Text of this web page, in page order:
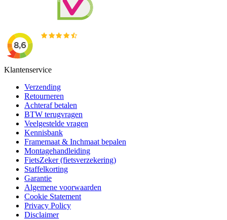
Klantenservice
Verzending
Retourneren
Achteraf betalen
BTW terugvragen
Veelgestelde vragen
Kennisbank
Framemaat & Inchmaat bepalen
Montagehandleiding
FietsZeker (fietsverzekering)
Staffelkorting
Garantie
Algemene voorwaarden
Cookie Statement
Privacy Policy
Disclaimer